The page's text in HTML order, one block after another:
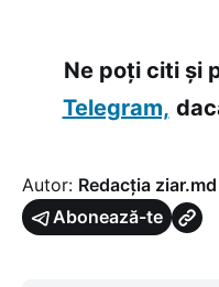
Ne poți citi și
Telegram,
Autor: Redacția ziar.md
Abonează-te